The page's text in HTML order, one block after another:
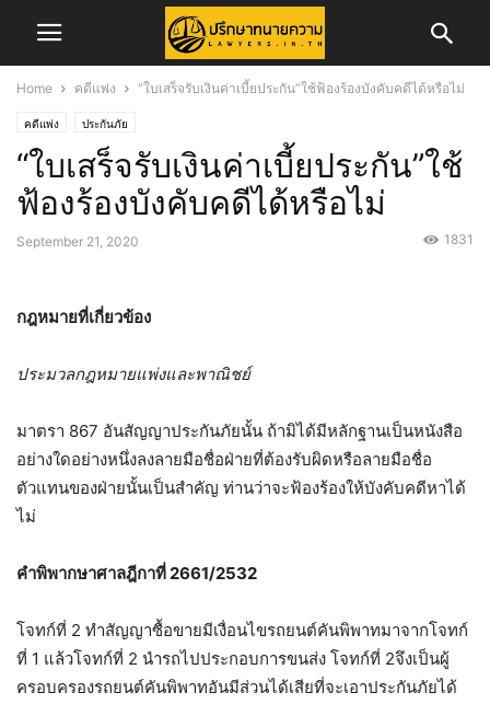
Home คดีแพ่ง “ใบเสร็จรับเงินค่าเบี้ยประกัน”ใช้ฟ้องร้องบังคับคดีได้หรือไม่
คดีแพ่ง ประกันภัย
“ใบเสร็จรับเงินค่าเบี้ยประกัน”ใช้
ฟ้องร้องบังคับคดีได้หรือไม่
September 21, 2020 1831
กฎหมายที่เกี่ยวข้อง
ประมวลกฎหมายแพ่งและพาณิชย์
มาตรา 867 อันสัญญาประกันภัยนั้น ถ้ามิได้มีหลักฐานเป็นหนังสือ
อย่างใดอย่างหนึ่งลงลายมือชื่อฝ่ายที่ต้องรับผิดหรือลายมือชื่อ
ตัวแทนของฝ่ายนั้นเป็นสำคัญ ท่านว่าจะฟ้องร้องให้บังคับคดีหาได้
ไม่
คำพิพากษาศาลฎีกาที่ 2661/2532
โจทก์ที่ 2 ทำสัญญาซื้อขายมีเงื่อนไขรถยนต์คันพิพาทมาจากโจทก์
ที่ 1 แล้วโจทก์ที่ 2 นำรถไปประกอบการขนส่ง โจทก์ที่ 2จึงเป็นผู้
ครอบครองรถยนต์คันพิพาทอันมีส่วนได้เสียที่จะเอาประกันภัยได้